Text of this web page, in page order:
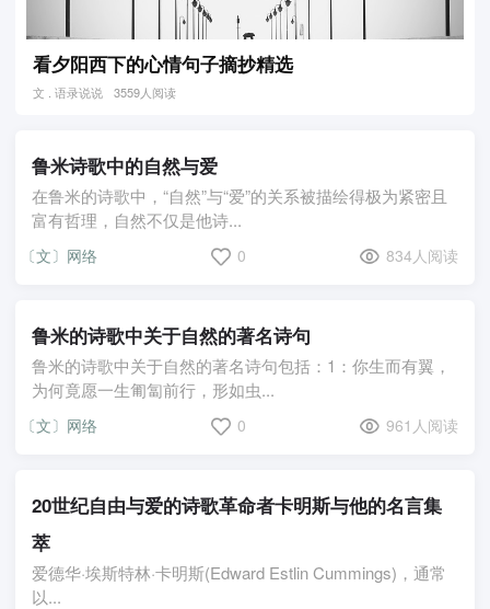
看夕阳西下的心情句子摘抄精选
文 . 语录说说 3559人阅读
鲁米诗歌中的自然与爱
在鲁米的诗歌中，“自然”与“爱”的关系被描绘得极为紧密且
富有哲理，自然不仅是他诗...
〔文〕网络 0 834人阅读
鲁米的诗歌中关于自然的著名诗句
鲁米的诗歌中关于自然的著名诗句包括：1：你生而有翼，
为何竟愿一生匍匐前行，形如虫...
〔文〕网络 0 961人阅读
20世纪自由与爱的诗歌革命者卡明斯与他的名言集
萃
爱德华·埃斯特林·卡明斯(Edward Estlin Cummings)，通常
以...